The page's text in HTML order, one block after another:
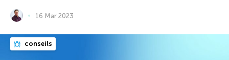
16 Mar 2023
conseils